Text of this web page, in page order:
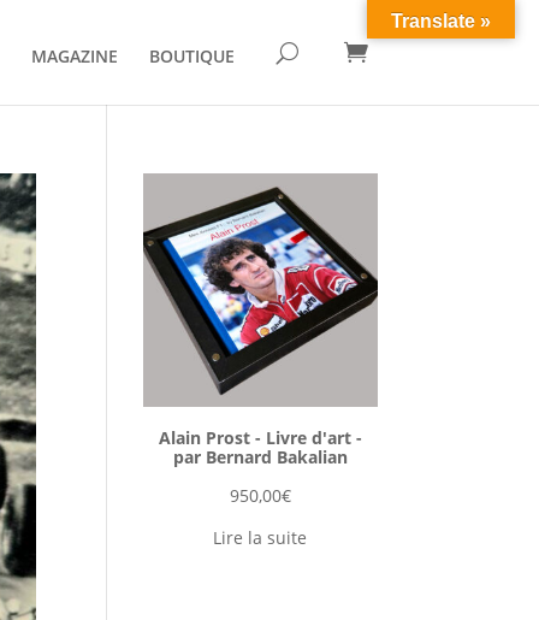
MAGAZINE BOUTIQUE U 
Alain Prost - Livre d'art -
par Bernard Bakalian
950,00€
Lire la suite
Translate »